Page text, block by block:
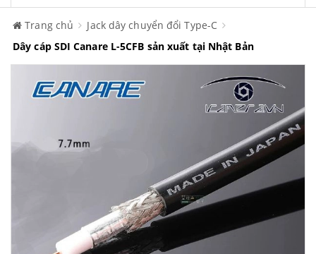
Trang chủ
Jack dây chuyển đổi Type-C
Dây cáp SDI Canare L-5CFB sản xuất tại Nhật Bản